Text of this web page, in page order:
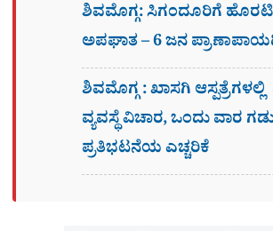
ಶಿವಮೊಗ್ಗ: ಸಿಗಂದೂರಿಗೆ
ಅಪಘಾತ – 6 ಜನ
ಶಿವಮೊಗ್ಗ : ಖಾಸಗಿ
ವ್ಯವಸ್ಥೆ ವಿಚಾರ, ಒಂದು ವಾರ
ಪ್ರತಿಭಟನೆಯ ಎಚ್ಚರಿಕೆ